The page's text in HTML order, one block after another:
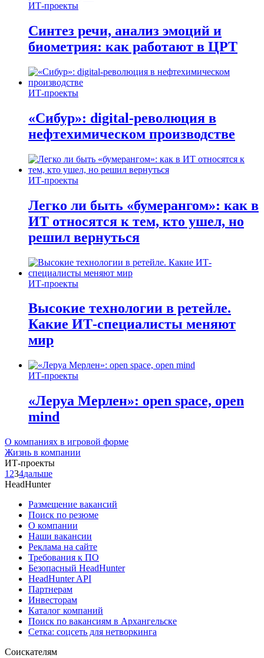
ИТ-проекты
Синтез речи, анализ эмоций и
биометрия: как работают в ЦРТ
ИТ-проекты
«Сибур»: digital-революция в
нефтехимическом производстве
ИТ-проекты
Легко ли быть «бумерангом»: как в
ИТ относятся к тем, кто ушел, но
решил вернуться
ИТ-проекты
Высокие технологии в ретейле.
Какие ИТ-специалисты меняют
мир
ИТ-проекты
«Леруа Мерлен»: open space, open
mind
О компаниях в игровой форме
Жизнь в компании
ИТ-проекты
1 234дальше
HeadHunter
Размещение вакансий
Поиск по резюме
О компании
Наши вакансии
Реклама на сайте
Требования к ПО
Безопасный HeadHunter
HeadHunter API
Партнерам
Инвесторам
Каталог компаний
Поиск по вакансиям в Архангельске
Сетка: соцсеть для нетворкинга
Соискателям